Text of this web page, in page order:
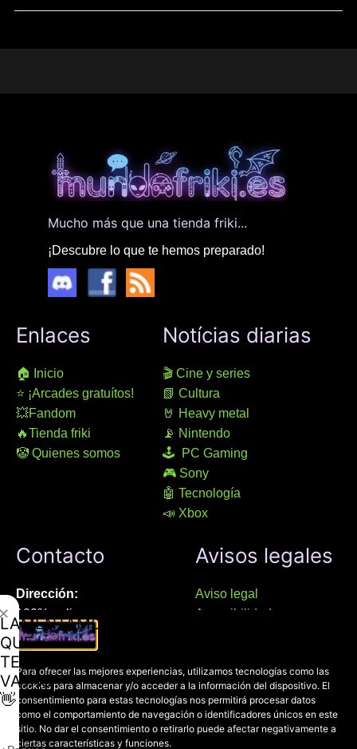
Para ofrecer las mejores experiencias, utilizamos tecnologías como las
cookies para almacenar y/o acceder a la información del dispositivo. El
consentimiento para estas tecnologías nos permitirá procesar datos
como el comportamiento de navegación o identificadores únicos en este
sitio. No dar el consentimiento o retirarlo puede afectar negativamente a
ciertas características y funciones.
Mucho más que una tienda friki...
¡Descubre lo que te hemos preparado!
Enlaces
🏠 Inicio
⭐ ¡Arcades gratuítos!
💥Fandom
🔥Tienda friki
🤡 Quienes somos
Notícias diarias
🎬 Cine y series
📗 Cultura
🤘 Heavy metal
📡 Nintendo
🕹 PC Gaming
🎮 Sony
🤖 Tecnología
📣 Xbox
Contacto
Dirección:
100% online
Manresa (08241), Barcelona
Chat Whatsapp (solo texto):
+34 689 800 662
Correo:
Avisos legales
Aviso legal
Accesibilidad
Política de privacidad
LAMENTAMOS
QUE
TE
VAYAS
👋